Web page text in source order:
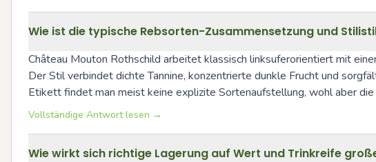
Wie ist die typische Rebsorten-Zusammensetzung und
Château Mouton Rothschild arbeitet klassisch linksuferorientiert mit
Der Stil verbindet dichte Tannine, konzentrierte dunkle Frucht und
Etikett findet man meist keine explizite Sortenaufstellung, wohl aber
Vollständige Antwort lesen →
Wie wirkt sich richtige Lagerung auf Wert und Trinkreife